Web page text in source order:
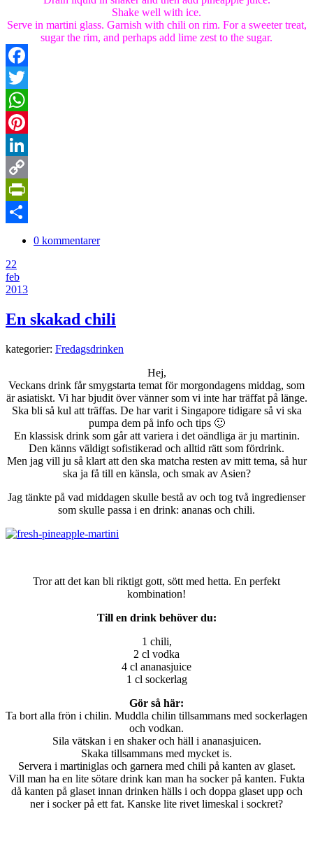
Shake well with ice.
Serve in martini glass. Garnish with chili on rim. For a sweeter treat,
sugar the rim, and perhaps add lime zest to the sugar.
Facebook
Twitter
WhatsApp
Pinterest
LinkedIn
Copy
Link
PrintFriendly
0 kommentarer
22
feb
2013
En skakad chili
kategorier: Fredagsdrinken
Hej,
Veckans drink får smygstarta temat för morgondagens middag, som
är asiatiskt. Vi har bjudit över vänner som vi inte har träffat på länge.
Ska bli så kul att träffas. De har varit i Singapore tidigare så vi ska
pumpa dem på info och tips 🙂
En klassisk drink som går att variera i det oändliga är ju martinin.
Den känns väldigt sofistikerad och alltid rätt som fördrink.
Men jag vill ju så klart att den ska matcha resten av mitt tema, så hur
ska ja få till en känsla, och smak av Asien?
Jag tänkte på vad middagen skulle bestå av och tog två ingredienser
som skulle passa i en drink: ananas och chili.
Tror att det kan bli riktigt gott, sött med hetta. En perfekt
kombination!
Till en drink behöver du:
1 chili,
2 cl vodka
4 cl ananasjuice
1 cl sockerlag
Gör så här:
Ta bort alla frön i chilin. Muddla chilin tillsammans med sockerlagen
och vodkan.
Sila vätskan i en shaker och häll i ananasjuicen.
Skaka tillsammans med mycket is.
Servera i martiniglas och garnera med chili på kanten av glaset.
Vill man ha en lite sötare drink kan man ha socker på kanten. Fukta
då kanten på glaset innan drinken hälls i och doppa glaset upp och
ner i socker på ett fat. Kanske lite rivet limeskal i sockret?